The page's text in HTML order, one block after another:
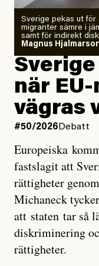
Zeke Hausfather
analyserat hur de
läget för hur den
utveckla sig. El
väderfenomen
Stilla havet blir
över stora delar av
forskare allt oftare
Det verkar vara en
Hausfather.
”Det ser ut som att
sannolikhet
tillförlitliga
Sverige pekas ut
migranter sämre i
samt för indirekt
Magnus
när
vägras
#50/2026 Debatt
Europeiska
fastslagit att
rättigheter
Michaneck
att staten tar så
diskriminering
rättigheter.